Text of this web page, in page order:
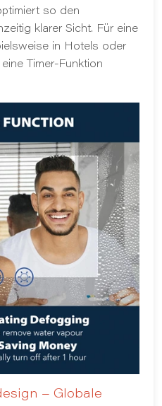
so den
klarer Sicht. Für eine
in Hotels oder
Timer-Funktion
– Globale